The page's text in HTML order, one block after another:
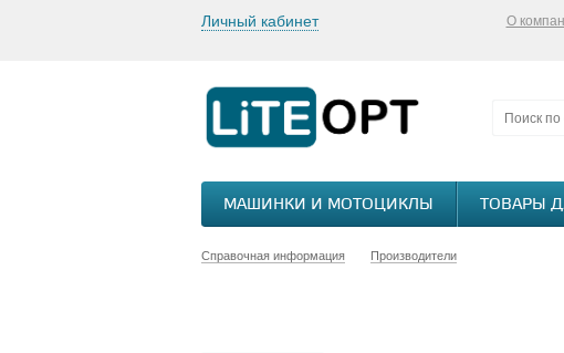
Личный кабинет О
МАШИНКИ И МОТОЦИКЛЫ ТОВАРЫ
Справочная информация Производители